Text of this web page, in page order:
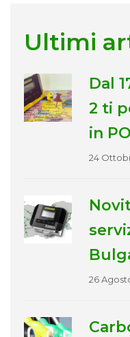
Ultimi
Dal
2 ti
in
24
26